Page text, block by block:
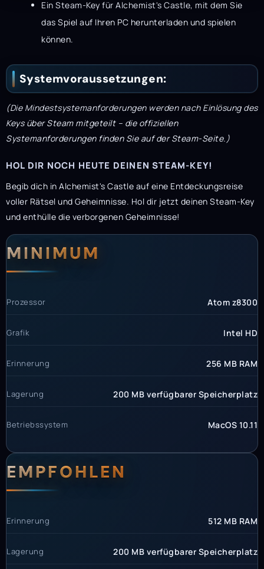
Ein Steam-Key für Alchemist's Castle, mit dem Sie
das Spiel auf Ihren PC herunterladen und spielen
können.
Systemvoraussetzungen:
(Die Mindestsystemanforderungen werden nach Einlösung des
Keys über Steam mitgeteilt – die offiziellen
Systemanforderungen finden Sie auf der Steam-Seite.)
HOL DIR NOCH HEUTE DEINEN STEAM-KEY!
Begib dich in Alchemist's Castle auf eine Entdeckungsreise
voller Rätsel und Geheimnisse. Hol dir jetzt deinen Steam-Key
und enthülle die verborgenen Geheimnisse!
MINIMUM
Prozessor Atom z8300
Grafik Intel HD
Erinnerung 256 MB RAM
Lagerung 200 MB verfügbarer Speicherplatz
Betriebssystem MacOS 10.11
EMPFOHLEN
Erinnerung 512 MB RAM
Lagerung 200 MB verfügbarer Speicherplatz